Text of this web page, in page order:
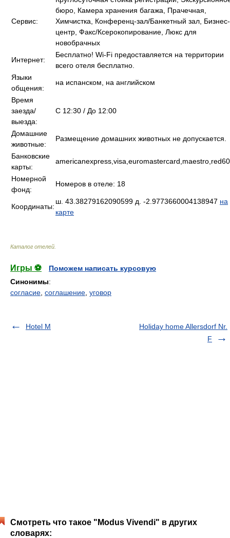
Сервис:
бюро, Камера хранения багажа, Прачечная,
Химчистка, Конференц-зал/Банкетный зал, Бизнес-
центр, Факс/Ксерокопирование, Люкс для
новобрачных
Интернет:
Бесплатно! Wi-Fi предоставляется на территории
всего отеля бесплатно.
Языки
общения:
на испанском, на английском
Время
заезда/
выезда:
C 12:30 / До 12:00
Домашние
животные:
Размещение домашних животных не допускается.
Банковские
карты:
Номерной
фонд:
Номеров в отеле: 18
Координаты:
ш. 43.38279162090599 д. -2.9773660004138947 на
карте
Каталог отелей
Игры ⚽
Поможем написать курсовую
Синонимы:
согласие соглашение уговор
Hotel M
Holiday home Allersdorf Nr.
F
Смотреть что такое "Modus Vivendi" в других
словарях: